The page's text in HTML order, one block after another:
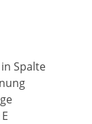
Spalte